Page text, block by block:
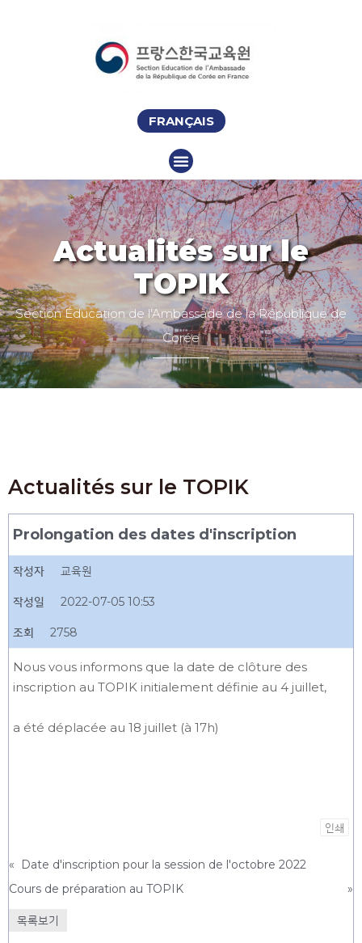
FRANÇAIS
Actualités sur le
TOPIK
Section Éducation de l'Ambassade de la République de
Corée
Actualités sur le TOPIK
Prolongation des dates d'inscription
작성자 교육원
작성일 2022-07-05 10:53
조회 2758
Nous vous informons que la date de clôture des
inscription au TOPIK initialement définie au 4 juillet,
a été déplacée au 18 juillet (à 17h)
인쇄
«
Date d'inscription pour la session de l'octobre 2022
Cours de préparation au TOPIK
»
목록보기